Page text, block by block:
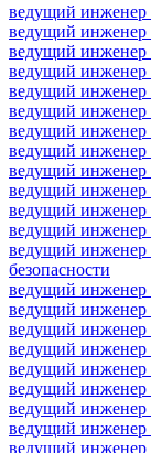
ведущий инженер
ведущий инженер
ведущий
ведущий инженер
ведущий инженер
ведущий инженер
ведущий инженер
ведущий инженер
ведущий инженер
ведущий инженер
ведущий инженер
ведущий инженер
ведущий инженер
безопасности
ведущий инженер
ведущий
ведущий инженер
ведущий инженер
ведущий инженер
ведущий инженер
ведущий инженер
ведущий
ведущий инженер